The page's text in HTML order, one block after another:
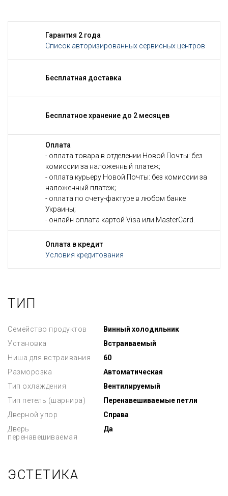
Гарантия 2 года
Список авторизированных сервисных центров
Бесплатная доставка
Бесплатное хранение до 2 месяцев
Оплата
- оплата товара в отделении Новой Почты: без
комиссии за наложенный платеж;
- оплата курьеру Новой Почты: без комиссии за
наложенный платеж;
- оплата по счету-фактуре в любом банке
Украины;
- онлайн оплата картой Visa или MasterCard.
Оплата в кредит
Условия кредитования
ТИП
Семейство продуктов
Винный холодильник
Установка
Встраиваемый
Ниша для встраивания
60
Разморозка
Автоматическая
Тип охлаждения
Вентилируемый
Тип петель (шарнира)
Перенавешиваемые петли
Дверной упор
Справа
Дверь
перенавешиваемая
Да
ЭСТЕТИКА